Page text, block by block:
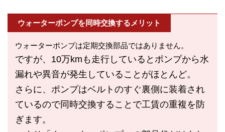
ウォーターポンプを同時交換するメリット
ウォーターポンプは定期交換部品ではありません。
ですが、10万kmも走行しているとポンプから水
漏れや異音が発生していることがほとんど。
さらに、ポンプはベルトのすぐ裏側に装着され
ているので同時交換することで工賃の重複を防
ぎます。